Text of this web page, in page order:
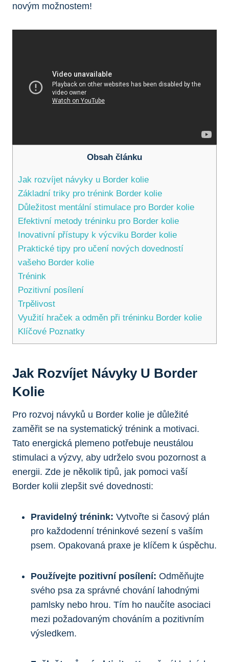
novým možnostem!
Obsah článku
Jak rozvíjet návyky u Border kolie
Základní triky pro trénink Border kolie
Důležitost mentální stimulace pro Border kolie
Efektivní metody tréninku pro Border kolie
Inovativní přístupy k výcviku Border kolie
Praktické tipy pro učení nových dovedností
vašeho Border kolie
Trénink
Pozitivní posílení
Trpělivost
Využití hraček a odměn při tréninku Border kolie
Klíčové Poznatky
Jak Rozvíjet Návyky U Border
Kolie
Pro rozvoj návyků u Border kolie je důležité
zaměřit se na systematický trénink a motivaci.
Tato energická plemeno potřebuje neustálou
stimulaci a výzvy, aby udrželo svou pozornost a
energii. Zde je několik tipů, jak pomoci vaší
Border kolii zlepšit své dovednosti:
Pravidelný trénink: Vytvořte si časový plán
pro každodenní tréninkové sezení s vaším
psem. Opakovaná praxe je klíčem k úspěchu.
Používejte pozitivní posílení: Odměňujte
svého psa za správné chování lahodnými
pamlsky nebo hrou. Tím ho naučíte asociaci
mezi požadovaným chováním a pozitivním
výsledkem.